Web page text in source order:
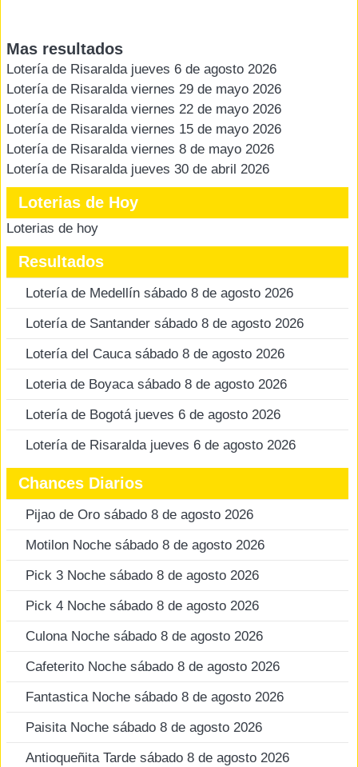
Mas resultados
Lotería de Risaralda jueves 6 de agosto 2026
Lotería de Risaralda viernes 29 de mayo 2026
Lotería de Risaralda viernes 22 de mayo 2026
Lotería de Risaralda viernes 15 de mayo 2026
Lotería de Risaralda viernes 8 de mayo 2026
Lotería de Risaralda jueves 30 de abril 2026
Loterias de Hoy
Loterias de hoy
Resultados
Lotería de Medellín sábado 8 de agosto 2026
Lotería de Santander sábado 8 de agosto 2026
Lotería del Cauca sábado 8 de agosto 2026
Loteria de Boyaca sábado 8 de agosto 2026
Lotería de Bogotá jueves 6 de agosto 2026
Lotería de Risaralda jueves 6 de agosto 2026
Chances Diarios
Pijao de Oro sábado 8 de agosto 2026
Motilon Noche sábado 8 de agosto 2026
Pick 3 Noche sábado 8 de agosto 2026
Pick 4 Noche sábado 8 de agosto 2026
Culona Noche sábado 8 de agosto 2026
Cafeterito Noche sábado 8 de agosto 2026
Fantastica Noche sábado 8 de agosto 2026
Paisita Noche sábado 8 de agosto 2026
Antioqueñita Tarde sábado 8 de agosto 2026